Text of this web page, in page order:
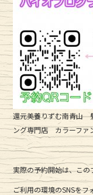
還元美養りずむ南青山
ング専門店 カラーファ
実際の予約開始は、こ
ご利用の環境のSNSを